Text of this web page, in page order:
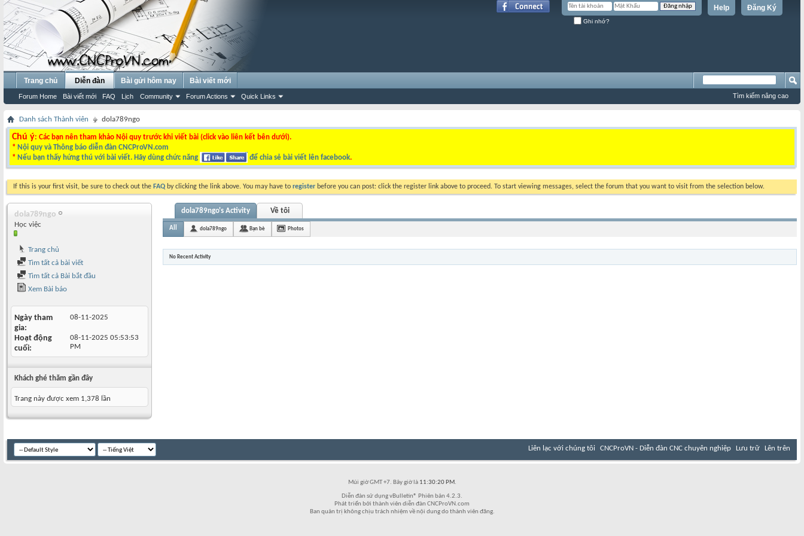
Đăng Ký
Help
Ghi nhớ?
Trang chủ Diễn đàn
Forum Home Bài viết mới FAQ Lịch Community Forum Actions Quick Links
Bài gửi hôm nay Bài viết mới
Tìm kiếm nâng cao
Danh sách Thành viên dola789ngo
Chú ý: Các bạn nên tham khảo Nội quy trước khi viết bài (click vào liên kết bên dưới).
* Nội quy và Thông báo diễn đàn CNCProVN.com
* Nếu bạn thấy hứng thú với bài viết. Hãy dùng chức năng để chia sẻ bài viết lên facebook.
If this is your first visit, be sure to check out the FAQ by clicking the link above. You may have to register before you can post: click the register link above to proceed. To start viewing messages, select the forum that you want to visit from the selection below.
dola789ngo
Học việc
Trang chủ
Tìm tất cả bài viết
Tìm tất cả Bài bắt đầu
Xem Bài báo
Ngày tham
gia
08-11-2025
Hoạt động
cuối
08-11-2025 05:53:53
PM
Khách ghé thăm gần đây
Trang này được xem 1,378 lần
dola789ngo's Activity Về tôi
All dola789ngo Bạn bè Photos
No Recent Activity
Liên lạc với chúng tôi CNCProVN - Diễn đàn CNC chuyên nghiệp Lưu trữ Lên trên
Múi giờ GMT +7. Bây giờ là 11:30:20 PM.
Diễn đàn sử dụng vBulletin® Phiên bản 4.2.3.
Phát triển bởi thành viên diễn đàn CNCProVN.com
Ban quản trị không chịu trách nhiệm về nội dung do thành viên đăng.